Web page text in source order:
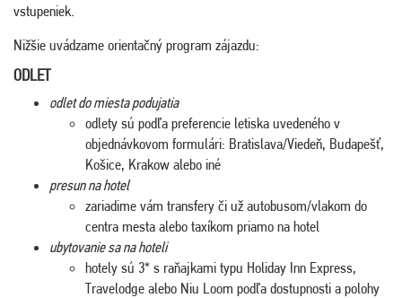
vstupeniek.
Nižšie uvádzame orientačný program zájazdu:
ODLET
odlet do miesta podujatia
odlety sú podľa preferencie letiska uvedeného v
objednávkovom formulári: Bratislava/Viedeň, Budapešť,
Košice, Krakow alebo iné
presun na hotel
zariadime vám transfery či už autobusom/vlakom do
centra mesta alebo taxíkom priamo na hotel
ubytovanie sa na hoteli
hotely sú 3* s raňajkami typu Holiday Inn Express,
Travelodge alebo Niu Loom podľa dostupnosti a polohy